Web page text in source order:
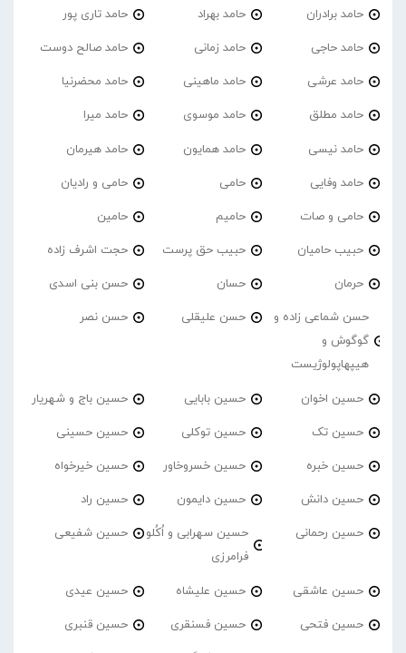
حامد برادران حامد بهراد حامد تاری پور
حامد حاجی حامد زمانی حامد صالح دوست
حامد عرشی حامد ماهینی حامد محضرنیا
حامد مطلق حامد موسوی حامد میرا
حامد نیسی حامد همایون حامد هیرمان
حامد وفایی حامی حامی و رادیان
حامی و صات حامیم حامین
حبیب حامیان حبیب حق پرست حجت اشرف زاده
حرمان حسان حسن بنی اسدی
حسن شماعی زاده و
گوگوش و
هیپهاپولوژیست
حسن علیقلی حسن نصر
حسین اخوان حسین بابایی حسین باج و شهریار
حسین تک حسین توکلی حسین حسینی
حسین خبره حسین خسروخاور حسین خیرخواه
حسین دانش حسین دایمون حسین راد
حسین رحمانی
حسین سهرابی و اُکُلو
فرامرزی
حسین شفیعی
حسین عاشقی حسین علیشاه حسین عیدی
حسین فتحی حسین فسنقری حسین قنبری